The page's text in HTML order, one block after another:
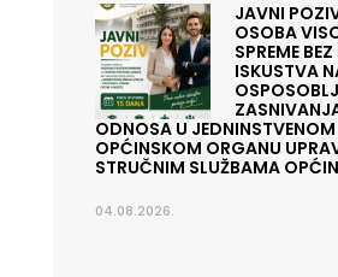
JAVNI
OSOBA
SPREME
ISKUSTVA
ODNOSA U JEDNINSTVENOM
OPĆINSKOM ORGANU
STRUČNIM SLUŽBAMA
04.08.2026.